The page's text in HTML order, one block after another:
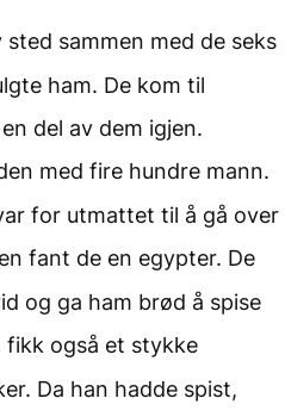
sted sammen med de seks
ham. De kom til
del av dem igjen.
med fire hundre mann.
for utmattet til å gå over
fant de en egypter. De
og ga ham brød å spise
fikk også et stykke
Da han hadde spist,